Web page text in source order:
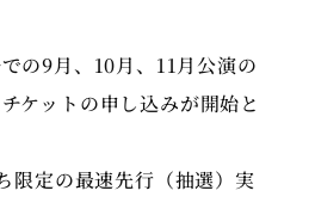
の9月、10月、11月公演の
ケットの申し込みが開始と
限定の最速先行（抽選）実